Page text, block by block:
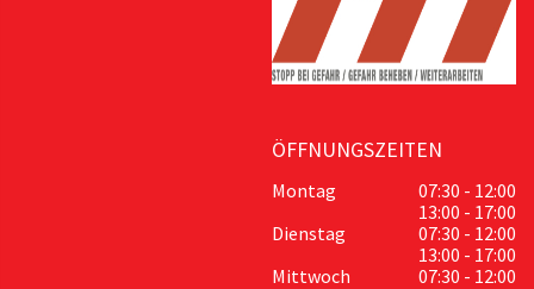
ÖFFNUNGSZEITEN
Montag
07:30 - 12:00
13:00 - 17:00
Dienstag
07:30 - 12:00
13:00 - 17:00
Mittwoch
07:30 - 12:00